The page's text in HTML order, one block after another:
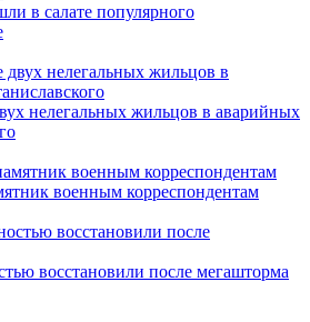
в салате популярного
нелегальных жильцов в аварийных
военным корреспондентам
восстановили после мегашторма